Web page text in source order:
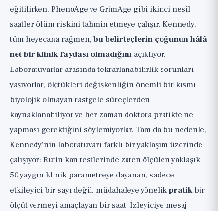
eğitilirken, PhenoAge ve GrimAge gibi ikinci nesil
saatler ölüm riskini tahmin etmeye çalışır. Kennedy,
tüm heyecana rağmen, bu belirteçlerin çoğunun hâlâ
net bir klinik faydası olmadığını açıklıyor.
Laboratuvarlar arasında tekrarlanabilirlik sorunları
yaşıyorlar, ölçtükleri değişkenliğin önemli bir kısmı
biyolojik olmayan rastgele süreçlerden
kaynaklanabiliyor ve her zaman doktora pratikte ne
yapması gerektiğini söylemiyorlar. Tam da bu nedenle,
Kennedy'nin laboratuvarı farklı bir yaklaşım üzerinde
çalışıyor: Rutin kan testlerinde zaten ölçülen yaklaşık
50 yaygın klinik parametreye dayanan, sadece
etkileyici bir sayı değil, müdahaleye yönelikpratikbir
ölçüt vermeyi amaçlayan bir saat. İzleyiciye mesaj